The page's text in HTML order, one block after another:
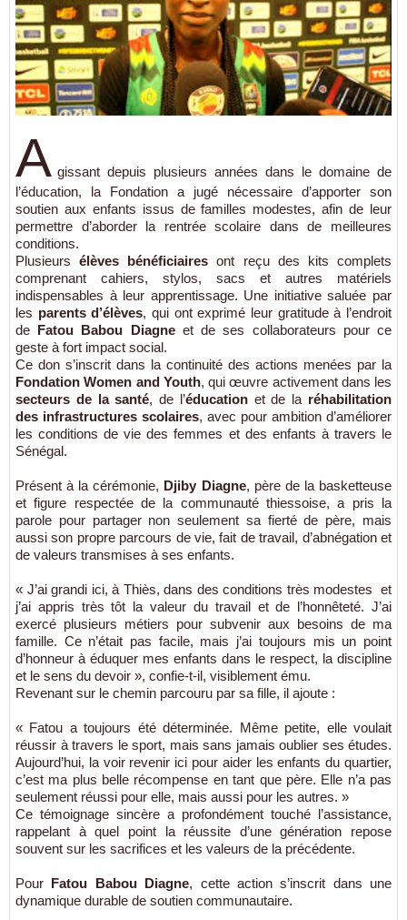
A gissant depuis plusieurs années dans le domaine de
l’éducation, la Fondation a jugé nécessaire d’apporter son
soutien aux enfants issus de familles modestes, afin de leur
permettre d’aborder la rentrée scolaire dans de meilleures
conditions.
Plusieursélèves bénéficiaires ont reçu des kits complets
comprenant cahiers, stylos, sacs et autres matériels
indispensables à leur apprentissage. Une initiative saluée par
les parents d’élèves, qui ont exprimé leur gratitude à l’endroit
de Fatou Babou Diagneet de ses collaborateurs pour ce
geste à fort impact social.
Ce don s’inscrit dans la continuité des actions menées par la
Fondation Women and Youth, qui œuvre activement dans les
secteurs de la santé, de l’éducationet de la réhabilitation
des infrastructures scolaires, avec pour ambition d’améliorer
les conditions de vie des femmes et des enfants à travers le
Sénégal.
Présent à la cérémonie, Djiby Diagne, père de la basketteuse
et figure respectée de la communauté thiessoise, a pris la
parole pour partager non seulement sa fierté de père, mais
aussi son propre parcours de vie, fait de travail, d’abnégation et
de valeurs transmises à ses enfants.
« J’ai grandi ici, à Thiès, dans des conditions très modestes et
j’ai appris très tôt la valeur du travail et de l’honnêteté. J’ai
exercé plusieurs métiers pour subvenir aux besoins de ma
famille. Ce n’était pas facile, mais j’ai toujours mis un point
d’honneur à éduquer mes enfants dans le respect, la discipline
et le sens du devoir », confie-t-il, visiblement ému.
Revenant sur le chemin parcouru par sa fille, il ajoute :
« Fatou a toujours été déterminée. Même petite, elle voulait
réussir à travers le sport, mais sans jamais oublier ses études.
Aujourd’hui, la voir revenir ici pour aider les enfants du quartier,
c’est ma plus belle récompense en tant que père. Elle n’a pas
seulement réussi pour elle, mais aussi pour les autres. »
Ce témoignage sincère a profondément touché l’assistance,
rappelant à quel point la réussite d’une génération repose
souvent sur les sacrifices et les valeurs de la précédente.
Pour Fatou Babou Diagne, cette action s’inscrit dans une
dynamique durable de soutien communautaire.